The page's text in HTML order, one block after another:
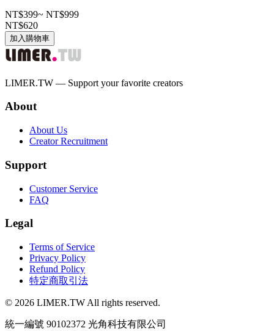
NT$399~ NT$999
NT$620
加入購物車
LIMER.TW — Support your favorite creators
About
About Us
Creator Recruitment
Support
Customer Service
FAQ
Legal
Terms of Service
Privacy Policy
Refund Policy
特定商取引法
© 2026 LIMER.TW All rights reserved.
統一編號 90102372 光角科技有限公司